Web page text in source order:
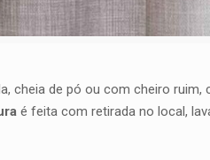
cheia de pó ou com cheiro ruim,
é feita com retirada no local,